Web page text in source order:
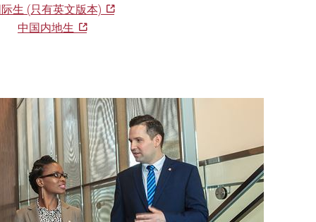
生 (只有英文版本)
中国内地生